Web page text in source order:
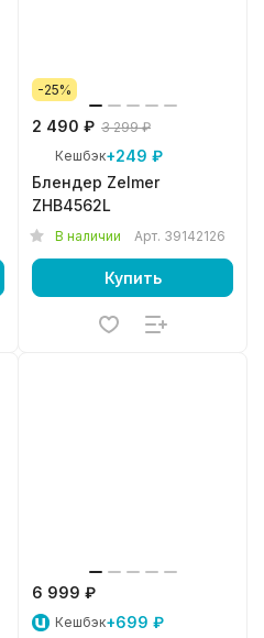
-25%
2 490 ₽ 3 299 ₽
Кешбэк+249 ₽
Блендер Zelmer
ZHB4562L
В наличии Арт. 39142126
Купить
6 999 ₽
Кешбэк+699 ₽